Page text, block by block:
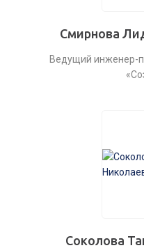
Смирнова
Ведущий инженер-
Соколова